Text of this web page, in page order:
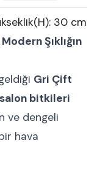
30 cm
Şıklığın
Gri Çift
salon bitkileri
ve dengeli
hava